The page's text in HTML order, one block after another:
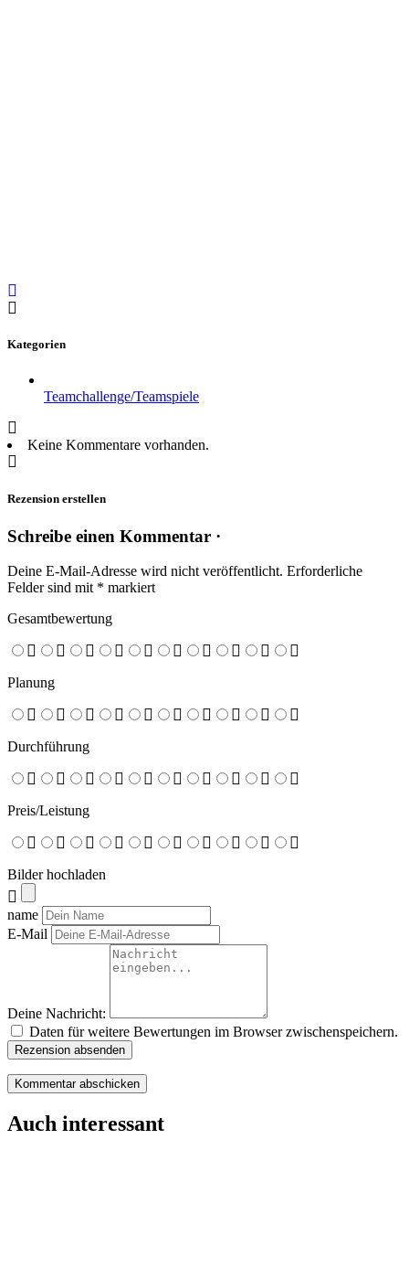
Kategorien
Teamchallenge/Teamspiele
Keine Kommentare vorhanden.
Rezension erstellen
Schreibe einen Kommentar ·
Deine E-Mail-Adresse wird nicht veröffentlicht. Erforderliche
Felder sind mit * markiert
Gesamtbewertung
Planung
Durchführung
Preis/Leistung
Bilder hochladen
name
E-Mail
Deine Nachricht:
Daten für weitere Bewertungen im Browser zwischenspeichern.
Rezension absenden
Auch interessant